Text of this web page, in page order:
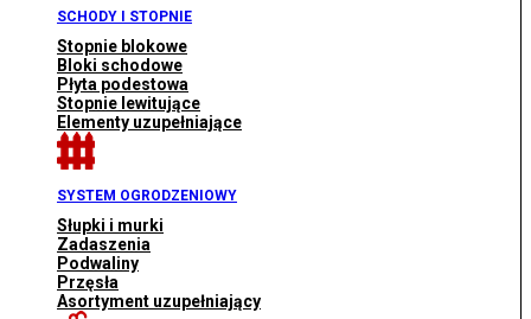
SCHODY I STOPNIE
Stopnie blokowe
Bloki schodowe
Płyta podestowa
Stopnie lewitujące
Elementy uzupełniające
SYSTEM OGRODZENIOWY
Słupki i murki
Zadaszenia
Podwaliny
Przęsła
Asortyment uzupełniający